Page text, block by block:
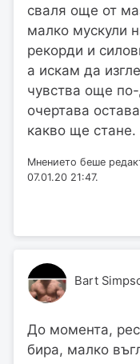
сваля още от
малко мускули
рекорди и
а искам да
чувства още
очертава
какво ще стане.
Мнението беше
07.01.20 21:47.
Bart
До момента,
бира, малко